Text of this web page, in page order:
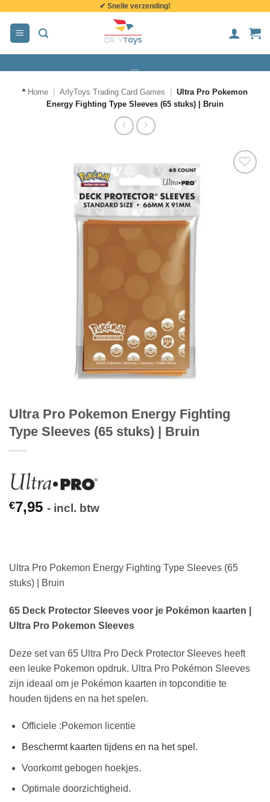
inhoud
✔ Snelle verzending!
* Home ArlyToys Trading Card Games
Ultra Pro Pokemon
Energy Fighting Type Sleeves (65 stuks) | Bruin
Ultra Pro Pokemon Energy Fighting
Type Sleeves (65 stuks) | Bruin
€7,95 - incl. btw
Ultra Pro Pokemon Energy Fighting Type Sleeves (65
stuks) | Bruin
65 Deck Protector Sleeves voor je Pokémon kaarten |
Ultra Pro Pokemon Sleeves
Deze set van 65 Ultra Pro Deck Protector Sleeves heeft
een leuke Pokemon opdruk. Ultra Pro Pokémon Sleeves
zijn ideaal om je Pokémon kaarten in topconditie te
houden tijdens en na het spelen.
Officiele :Pokemon licentie
Beschermt kaarten tijdens en na het spel.
Voorkomt gebogen hoekjes.
Optimale doorzichtigheid.